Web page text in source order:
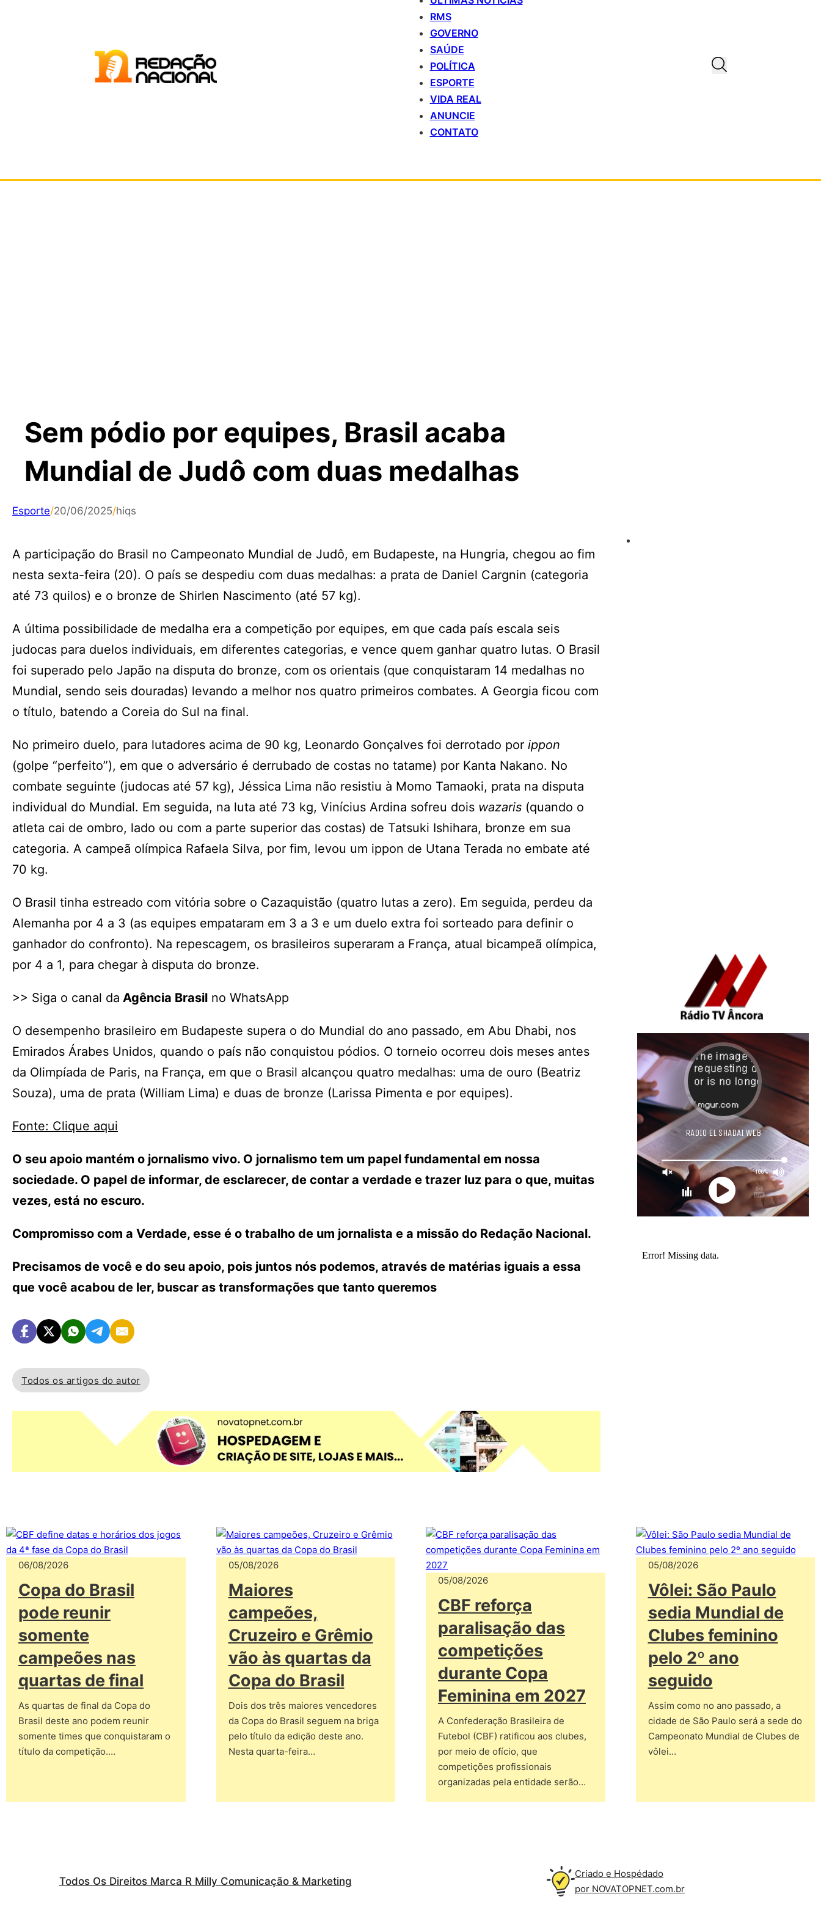
RMS
GOVERNO
SAÚDE
POLÍTICA
ESPORTE
VIDA REAL
ANUNCIE
CONTATO
Sem pódio por equipes, Brasil acaba
Mundial de Judô com duas medalhas
Esporte/20/06/2025/hiqs
A participação do Brasil no Campeonato Mundial de Judô, em Budapeste, na Hungria, chegou ao fim
nesta sexta-feira (20). O país se despediu com duas medalhas: a prata de Daniel Cargnin (categoria
até 73 quilos) e o bronze de Shirlen Nascimento (até 57 kg).
A última possibilidade de medalha era a competição por equipes, em que cada país escala seis
judocas para duelos individuais, em diferentes categorias, e vence quem ganhar quatro lutas. O Brasil
foi superado pelo Japão na disputa do bronze, com os orientais (que conquistaram 14 medalhas no
Mundial, sendo seis douradas) levando a melhor nos quatro primeiros combates. A Georgia ficou com
o título, batendo a Coreia do Sul na final.
No primeiro duelo, para lutadores acima de 90 kg, Leonardo Gonçalves foi derrotado por ippon
(golpe “perfeito”), em que o adversário é derrubado de costas no tatame) por Kanta Nakano. No
combate seguinte (judocas até 57 kg), Jéssica Lima não resistiu à Momo Tamaoki, prata na disputa
individual do Mundial. Em seguida, na luta até 73 kg, Vinícius Ardina sofreu dois wazaris (quando o
atleta cai de ombro, lado ou com a parte superior das costas) de Tatsuki Ishihara, bronze em sua
categoria. A campeã olímpica Rafaela Silva, por fim, levou um ippon de Utana Terada no embate até
70 kg.
O Brasil tinha estreado com vitória sobre o Cazaquistão (quatro lutas a zero). Em seguida, perdeu da
Alemanha por 4 a 3 (as equipes empataram em 3 a 3 e um duelo extra foi sorteado para definir o
ganhador do confronto). Na repescagem, os brasileiros superaram a França, atual bicampeã olímpica,
por 4 a 1, para chegar à disputa do bronze.
>> Siga o canal da Agência Brasil no WhatsApp
O desempenho brasileiro em Budapeste supera o do Mundial do ano passado, em Abu Dhabi, nos
Emirados Árabes Unidos, quando o país não conquistou pódios. O torneio ocorreu dois meses antes
da Olimpíada de Paris, na França, em que o Brasil alcançou quatro medalhas: uma de ouro (Beatriz
Souza), uma de prata (William Lima) e duas de bronze (Larissa Pimenta e por equipes).
Fonte: Clique aqui
O seu apoio mantém o jornalismo vivo. O jornalismo tem um papel fundamental em nossa
sociedade. O papel de informar, de esclarecer, de contar a verdade e trazer luz para o que, muitas
vezes, está no escuro.
Compromisso com a Verdade, esse é o trabalho de um jornalista e a missão do Redação Nacional.
Precisamos de você e do seu apoio, pois juntos nós podemos, através de matérias iguais a essa
que você acabou de ler, buscar as transformações que tanto queremos
Todos os artigos do autor
06/08/2026
Copa do Brasil
pode reunir
somente
campeões nas
quartas de final
As quartas de final da Copa do
Brasil deste ano podem reunir
somente times que conquistaram o
título da competição.…
05/08/2026
Maiores
campeões,
Cruzeiro e Grêmio
vão às quartas da
Copa do Brasil
Dois dos três maiores vencedores
da Copa do Brasil seguem na briga
pelo título da edição deste ano.
Nesta quarta-feira…
05/08/2026
CBF reforça
paralisação das
competições
durante Copa
Feminina em 2027
A Confederação Brasileira de
Futebol (CBF) ratificou aos clubes,
por meio de ofício, que
competições profissionais
organizadas pela entidade serão…
05/08/2026
Vôlei: São Paulo
sedia Mundial de
Clubes feminino
pelo 2º ano
seguido
Assim como no ano passado, a
cidade de São Paulo será a sede do
Campeonato Mundial de Clubes de
vôlei…
Todos Os Direitos Marca R Milly Comunicação & Marketing
Criado e Hospédado
por NOVATOPNET.com.br